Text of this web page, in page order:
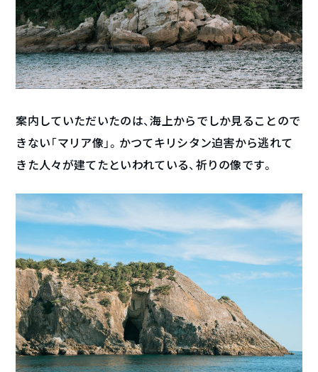
案内していただいたのは、海上からでしか見ることので
きない「マリア像」。かつてキリシタン迫害から逃れて
きた人々が建てたといわれている、祈りの像です。